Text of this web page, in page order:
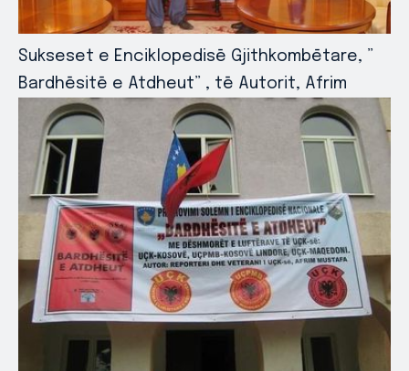
Sukseset e Enciklopedisē Gjithkombētare, ”
Bardhēsitē e Atdheut” , tē Autorit, Afrim